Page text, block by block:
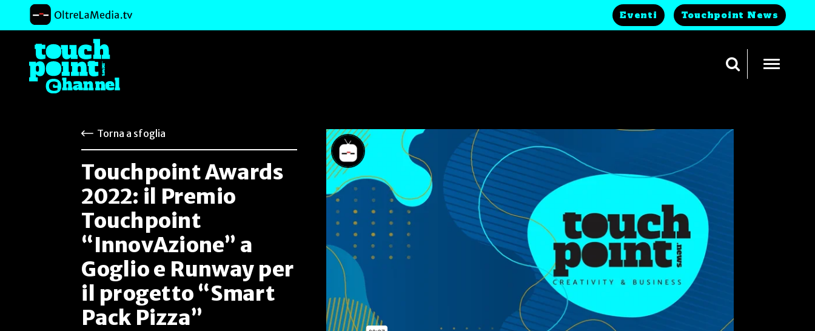
Eventi Touchpoint News
Torna a sfoglia
Touchpoint Awards
2022: il Premio
Touchpoint
“InnovAzione” a
Goglio e Runway per
il progetto “Smart
Pack Pizza”